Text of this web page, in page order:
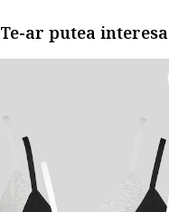
Te-ar putea interesa